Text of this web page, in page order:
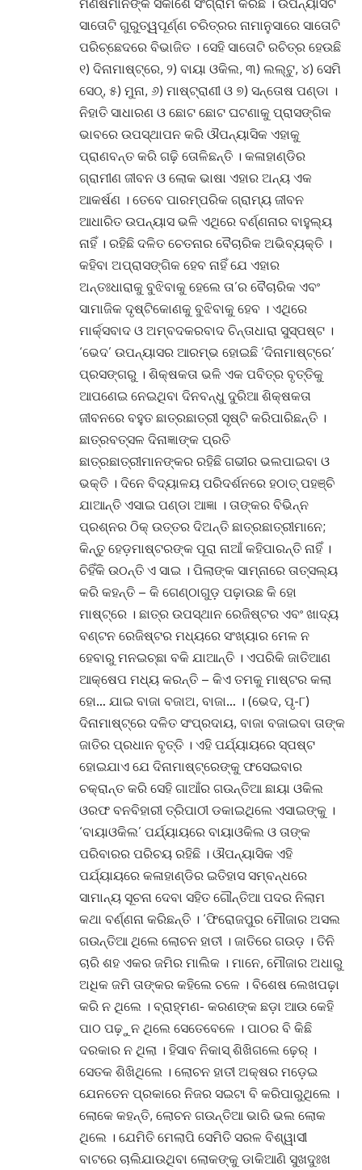
ସାତୋଟି ଗୁରୁତ୍ୱପୂର୍ଣ୍ଣ ଚରିତ୍ରର ନାମାନୁସାରେ ସାତୋଟି
ପରିଚ୍ଛେଦରେ ବିଭାଜିତ । ସେହି ସାତୋଟି ରଚିତ୍ର ହେଉଛି
୧) ଦିନାମାଷ୍ଟ୍ରେ, ୨) ବାୟା ଓକିଲ, ୩) ଲଲ୍‌ଟୁ, ୪) ସେମି
ସେଠ୍‌, ୫) ମୁନା, ୬) ମାଷ୍ଟ୍ରାଣୀ ଓ ୭) ସନ୍ତୋଷ ପଣ୍ଡା ।
ନିହାତି ସାଧାରଣ ଓ ଛୋଟ ଛୋଟ ଘଟଣାକୁ ପ୍ରାସଙ୍ଗିକ
ଭାବରେ ଉପସ୍ଥାପନ କରି ଔପନ୍ୟାସିକ ଏହାକୁ
ପ୍ରାଣବନ୍ତ କରି ଗଢ଼ି ତୋଳିଛନ୍ତି । କଳାହାଣ୍ଡିର
ଗ୍ରାମୀଣ ଜୀବନ ଓ ଲୋକ ଭାଷା ଏହାର ଅନ୍ୟ ଏକ
ଆକର୍ଷଣ । ତେବେ ପାରମ୍ପରିକ ଗ୍ରାମ୍ୟ ଜୀବନ
ଆଧାରିତ ଉପନ୍ୟାସ ଭଳି ଏଥିରେ ବର୍ଣ୍ଣନାର ବାହୁଲ୍ୟ
ନାହିଁ । ରହିଛି ଦଳିତ ଚେତନାର ବୈଚାରିକ ଅଭିବ୍ୟକ୍ତି ।
କହିବା ଅପ୍ରାସଙ୍ଗିକ ହେବ ନାହିଁ ଯେ ଏହାର
ଅନ୍ତଃଧାରାକୁ ବୁଝିବାକୁ ହେଲେ ତା’ର ବୈଚାରିକ ଏବଂ
ସାମାଜିକ ଦୃଷ୍ଟିକୋଣକୁ ବୁଝିବାକୁ ହେବ । ଏଥିରେ
ମାର୍କ୍ସବାଦ ଓ ଅମ୍ବଦକରବାଦ ଚିନ୍ତାଧାରା ସୁସ୍ପଷ୍ଟ ।
‘ଭେଦ’ ଉପନ୍ୟାସର ଆରମ୍ଭ ହୋଇଛି ‘ଦିନାମାଷ୍ଟ୍ରେ’
ପ୍ରସଙ୍ଗରୁ । ଶିକ୍ଷକତା ଭଳି ଏକ ପବିତ୍ର ବୃତ୍ତିକୁ
ଆପଣେଇ ନେଇଥିବା ଦିନବନ୍ଧୁ ଦୁରିଆ ଶିକ୍ଷକତା
ଜୀବନରେ ବହୁତ ଛାତ୍ରଛାତ୍ରୀ ସୃଷ୍ଟି କରିପାରିଛନ୍ତି ।
ଛାତ୍ରବତ୍ସଳ ଦିନାଜ୍ଞାଙ୍କ ପ୍ରତି
ଛାତ୍ରଛାତ୍ରୀମାନଙ୍କର ରହିଛି ଗଭୀର ଭଲପାଇବା ଓ
ଭକ୍ତି । ଦିନେ ବିଦ୍ୟାଳୟ ପରିଦର୍ଶନରେ ହଠାତ୍ ପହଞ୍ଚି
ଯାଆନ୍ତି ଏସାଇ ପଣ୍ଡା ଆଜ୍ଞା । ତାଙ୍କର ବିଭିନ୍ନ
ପ୍ରଶ୍ନର ଠିକ୍ ଉତ୍ତର ଦିଅନ୍ତି ଛାତ୍ରଛାତ୍ରୀମାନେ;
କିନ୍ତୁ ହେଡ଼ମାଷ୍ଟରଙ୍କ ପୂରା ନାଆଁ କହିପାରନ୍ତି ନାହିଁ ।
ଚିହିଁକି ଉଠନ୍ତି ଏ ସାଇ । ପିଲାଙ୍କ ସାମ୍ନାରେ ତାତ୍ସଲ୍ୟ
କରି କହନ୍ତି – କି ଗେଣ୍ଠାଗୁଡ଼ ପଢ଼ାଉଛ କି ହୋ
ମାଷ୍ଟ୍ରେ । ଛାତ୍ର ଉପସ୍ଥାନ ରେଜିଷ୍ଟର ଏବଂ ଖାଦ୍ୟ
ବଣ୍ଟନ ରେଜିଷ୍ଟର ମଧ୍ୟରେ ସଂଖ୍ୟାର ମେଳ ନ
ହେବାରୁ ମନଇଚ୍ଛା ବକି ଯାଆନ୍ତି । ଏପରିକି ଜାତିଆଣ
ଆକ୍ଷେପ ମଧ୍ୟ କରନ୍ତି – କିଏ ତମକୁ ମାଷ୍ଟର କଲା
ହୋ… ଯାଇ ବାଜା ବଜାଅ, ବାଜା… । (ଭେଦ, ପୃ-୮)
ଦିନାମାଷ୍ଟ୍ରେ ଦଳିତ ସଂପ୍ରଦାୟ, ବାଜା ବଜାଇବା ତାଙ୍କ
ଜାତିର ପ୍ରଧାନ ବୃତ୍ତି । ଏହି ପର୍ଯ୍ୟାୟରେ ସ୍ପଷ୍ଟ
ହୋଇଯାଏ ଯେ ଦିନାମାଷ୍ଟ୍ରେଙ୍କୁ ଫସେଇବାର
ଚକ୍ରାନ୍ତ କରି ସେହି ଗାଆଁର ଗଉନ୍ତିଆ ଛାୟା ଓକିଲ
ଓରଫ ବନବିହାରୀ ତ୍ରିପାଠୀ ଡକାଇଥିଲେ ଏସାଇଙ୍କୁ ।
‘ବାୟାଓକିଲ’ ପର୍ଯ୍ୟାୟରେ ବାୟାଓକିଲ ଓ ତାଙ୍କ
ପରିବାରର ପରିଚୟ ରହିଛି । ଔପନ୍ୟାସିକ ଏହି
ପର୍ଯ୍ୟାୟରେ କଳାହାଣ୍ଡିର ଇତିହାସ ସମ୍ବନ୍ଧରେ
ସାମାନ୍ୟ ସୂଚନା ଦେବା ସହିତ ଗୌନ୍ତିଆ ପଦର ନିଲାମ
କଥା ବର୍ଣ୍ଣନା କରିଛନ୍ତି । ‘ଫିରୋଜପୁର ମୌଜାର ଅସଲ
ଗଉନ୍ତିଆ ଥିଲେ ଲୋଚନ ହାତୀ । ଜାତିରେ ଗଉଡ଼ । ତିନି
ଚାରି ଶହ ଏକର ଜମିର ମାଲିକ । ମାନେ, ମୌଜାର ଅଧାରୁ
ଅଧିକ ଜମି ତାଙ୍କର କହିଲେ ଚଳେ । ବିଶେଷ ଲେଖପଢ଼ା
କରି ନ ଥିଲେ । ବ୍ରାହ୍ମଣ- କରଣଙ୍କ ଛଡ଼ା ଆଉ କେହି
ପାଠ ପଢ଼ୁନ ଥିଲେ ସେତେବେଳେ । ପାଠର ବି କିଛି
ଦରକାର ନ ଥିଲା । ହିସାବ ନିକାସ୍ ଶିଖିଗଲେ ଢ଼େର୍ ।
ସେତକ ଶିଖିଥିଲେ । ଲୋଚନ ହାତୀ ଅକ୍ଷର ମଡ଼େଇ
ଯେନତେନ ପ୍ରକାରେ ନିଜର ସଇଟା ବି କରିପାରୁଥିଲେ ।
ଲୋକେ କହନ୍ତି, ଲୋଚନ ଗଉନ୍ତିଆ ଭାରି ଭଲ ଲୋକ
ଥିଲେ । ଯେମିତି ମେଲାପି ସେମିତି ସରଳ ବିଶ୍ୱାସୀ
ବାଟରେ ଚାଲିଯାଉଥିବା ଲୋକଙ୍କୁ ଡାକିଆଣି ସୁଖଦୁଃଖ